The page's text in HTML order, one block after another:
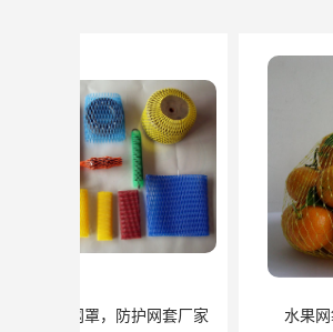
水果网袋 网兜 厂家直销